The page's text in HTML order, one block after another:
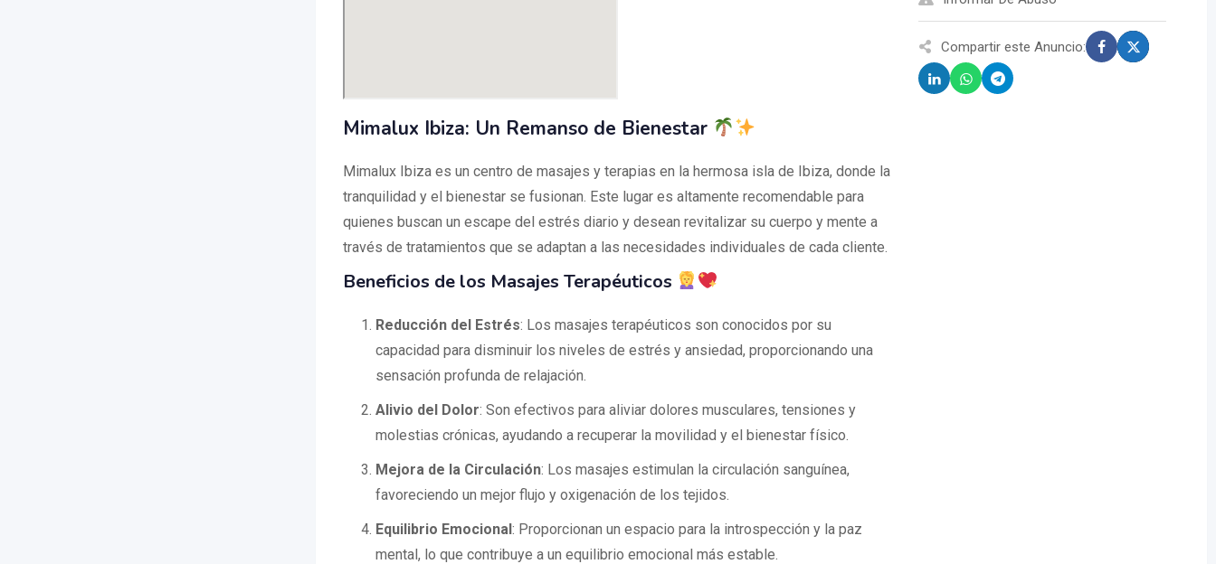
Mimalux Ibiza: Un Remanso de Bienestar
Mimalux Ibiza es un centro de masajes y terapias en la hermosa isla de Ibiza, donde la
tranquilidad y el bienestar se fusionan. Este lugar es altamente recomendable para
quienes buscan un escape del estrés diario y desean revitalizar su cuerpo y mente a
través de tratamientos que se adaptan a las necesidades individuales de cada cliente.
Beneficios de los Masajes Terapéuticos
Reducción del Estrés: Los masajes terapéuticos son conocidos por su
capacidad para disminuir los niveles de estrés y ansiedad, proporcionando una
sensación profunda de relajación.
Alivio del Dolor: Son efectivos para aliviar dolores musculares, tensiones y
molestias crónicas, ayudando a recuperar la movilidad y el bienestar físico.
Mejora de la Circulación: Los masajes estimulan la circulación sanguínea,
favoreciendo un mejor flujo y oxigenación de los tejidos.
Equilibrio Emocional: Proporcionan un espacio para la introspección y la paz
mental, lo que contribuye a un equilibrio emocional más estable.
Compartir este Anuncio: